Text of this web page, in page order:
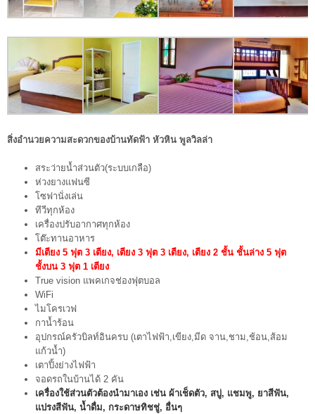
สิ่งอำนวยความสะดวกของบ้านทัดฟ้า หัวหิน พูลวิลล่า
สระว่ายน้ำส่วนตัว(ระบบเกลือ)
ห่วงยางแฟนซี
โซฟานั่งเล่น
ทีวีทุกห้อง
เครื่องปรับอากาศทุกห้อง
โต๊ะทานอาหาร
มีเตียง 5 ฟุต 3 เตียง, เตียง 3 ฟุต 3 เตียง, เตียง 2 ชั้น ชั้นล่าง 5 ฟุต
ชั้งบน 3 ฟุต 1 เตียง
True vision แพคเกจช่องฟุตบอล
WiFi
ไมโครเวฟ
กาน้ำร้อน
อุปกรณ์ครัวบิลท์อินครบ (เตาไฟฟ้า,เขียง,มีด จาน,ชาม,ช้อน,ส้อม
แก้วน้ำ)
เตาปิ้งย่างไฟฟ้า
จอดรถในบ้านได้ 2 คัน
เครื่องใช้ส่วนตัวต้องนำมาเอง เช่น ผ้าเช็ดตัว, สบู่, แชมพู, ยาสีฟัน,
แปรงสีฟัน, น้ำดื่ม, กระดาษทิชชู่, อื่นๆ